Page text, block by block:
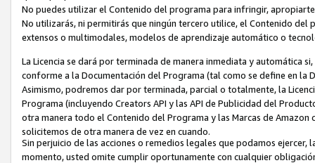
No puedes utilizar el Contenido del programa para infringir,
No utilizarás, ni permitirás que ningún tercero utilice, el Contenido
extensos o multimodales, modelos de aprendizaje automático o
La Licencia se dará por terminada de manera inmediata y automática
conforme a la Documentación del Programa (tal como se define en la
Asimismo, podremos dar por terminada, parcial o totalmente, la
Programa (incluyendo Creators API y las API de Publicidad del
otra manera todo el Contenido del Programa y las Marcas de
solicitemos de otra manera de vez en cuando.
Sin perjuicio de las acciones o remedios legales que podamos
momento, usted omite cumplir oportunamente con cualquier